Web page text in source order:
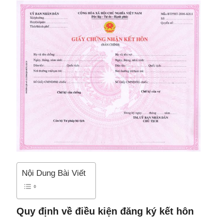
Nội Dung Bài Viết
Quy định về điều kiện đăng ký kết hôn